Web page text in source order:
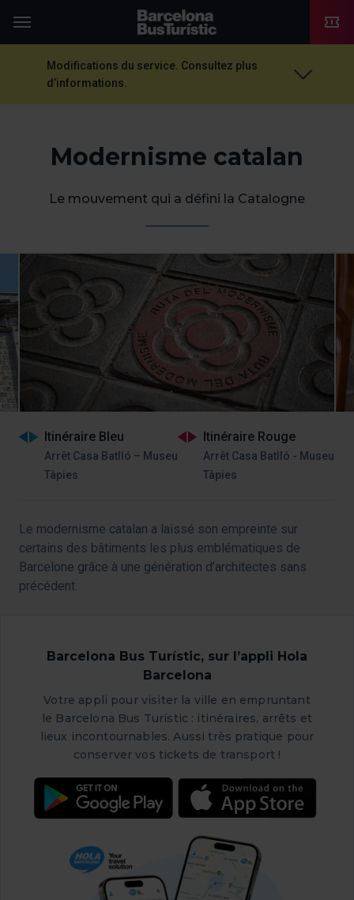
TMB-OCI
Modifications du service. Consultez plus
d’informations.
Modernisme catalan
Le mouvement qui a défini la Catalogne
Itinéraire Bleu
Arrêt Casa Batlló – Museu
Tàpies
Itinéraire Rouge
Arrêt Casa Batlló - Museu
Tàpies
Le modernisme catalan a laissé son empreinte sur
certains des bâtiments les plus emblématiques de
Barcelone grâce à une génération d’architectes sans
précédent.
Barcelona Bus Turístic, sur l’appli Hola
Barcelona
Votre appli pour visiter la ville en empruntant
le Barcelona Bus Turístic : itinéraires, arrêts et
lieux incontournables. Aussi très pratique pour
conserver vos tickets de transport !